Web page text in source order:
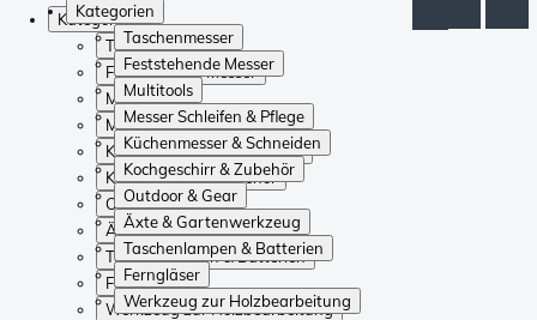
Kategorien
Taschenmesser
Feststehende Messer
Multitools
Messer Schleifen & Pflege
Küchenmesser & Schneiden
Kochgeschirr & Zubehör
Outdoor & Gear
Äxte & Gartenwerkzeug
Taschenlampen & Batterien
Ferngläser
Werkzeug zur Holzbearbeitung
Kategorien
Taschenmesser
Feststehende Messer
Multitools
Messer Schleifen & Pflege
Küchenmesser & Schneiden
Kochgeschirr & Zubehör
Outdoor & Gear
Äxte & Gartenwerkzeug
Taschenlampen & Batterien
Ferngläser
Werkzeug zur Holzbearbeitung